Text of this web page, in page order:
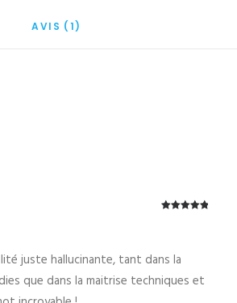
AVIS (1)
juste hallucinante, tant dans la
que dans la maitrise techniques et